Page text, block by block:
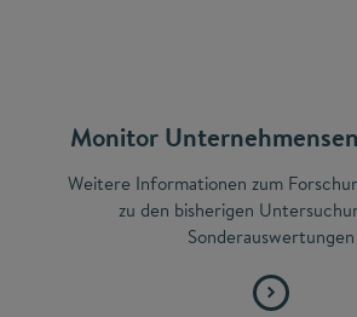
Monitor
Weitere Informationen zum
zu den bisherigen
Sonderauswertungen